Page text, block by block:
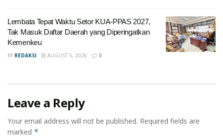
Lembata Tepat Waktu Setor KUA-PPAS 2027,
Tak Masuk Daftar Daerah yang Diperingatkan
Kemenkeu
BY REDAKSI AUGUST 5, 2026 0
Leave a Reply
Your email address will not be published. Required fields are
marked *